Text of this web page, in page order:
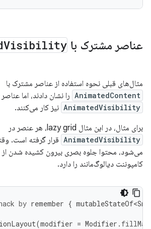
عناصر مشترک با Visibility
مثال‌های قبلی نحوه استفاده از عناصر مشترک با
AnimatedContent را نشان دادند، اما
AnimatedVisibility نیز کار می‌کنند.
برای مثال، در این مثال lazy grid، هر عنصر در
AnimatedVisibility قرار گرفته است.
می‌شود، محتوا جلوه بصری بیرون کشیده شدن از
کامپوننت دیالوگ‌مانند را دارد.
by remember {
(modifier = Modifier .